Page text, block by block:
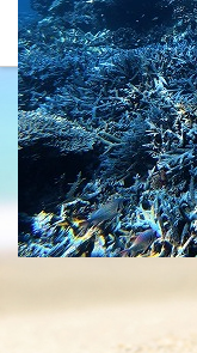
沖縄の海